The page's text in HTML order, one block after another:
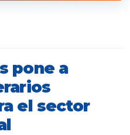
pone a
el sector